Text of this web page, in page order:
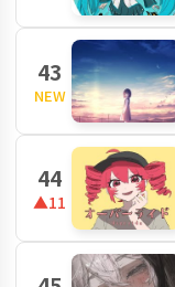
43
NEW
44
▲11